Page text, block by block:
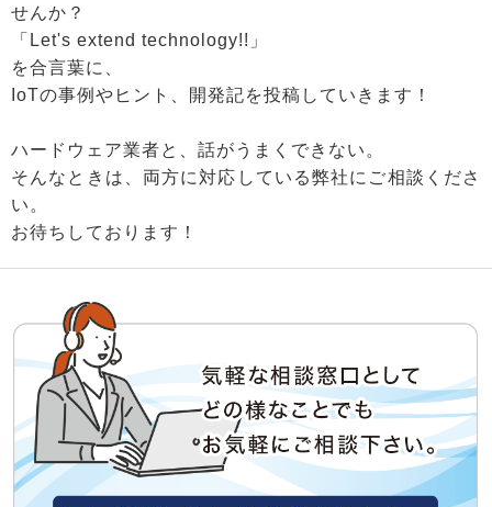
せんか？
「Let's extend technology!!」
を合言葉に、
IoTの事例やヒント、開発記を投稿していきます！
ハードウェア業者と、話がうまくできない。
そんなときは、両方に対応している弊社にご相談くださ
い。
お待ちしております！